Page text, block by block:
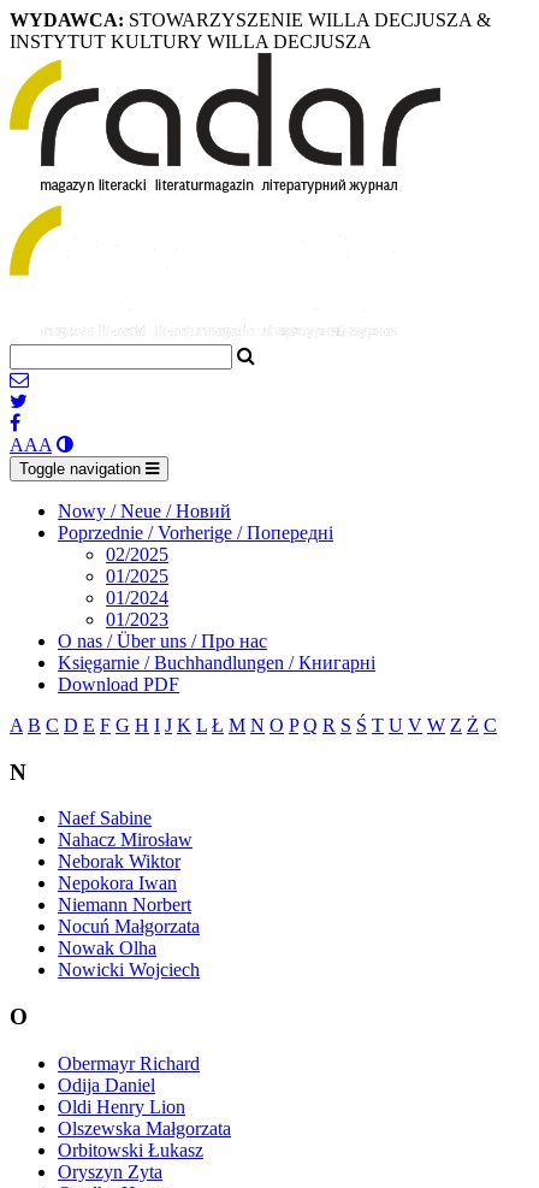
WYDAWCA: STOWARZYSZENIE WILLA DECJUSZA &
INSTYTUT KULTURY WILLA DECJUSZA
AAA
Toggle navigation
Nowy / Neue / Новий
Poprzednie / Vorherige / Попередні
02/2025
01/2025
01/2024
01/2023
O nas / Über uns / Про нас
Księgarnie / Buchhandlungen / Книгарні
Download PDF
A B C D E F G H I J K L Ł M N O P Q R S Ś T U V W Z Ż С
N
Naef Sabine
Nahacz Mirosław
Neborak Wiktor
Nepokora Iwan
Niemann Norbert
Nocuń Małgorzata
Nowak Olha
Nowicki Wojciech
O
Obermayr Richard
Odija Daniel
Oldi Henry Lion
Olszewska Małgorzata
Orbitowski Łukasz
Oryszyn Zyta